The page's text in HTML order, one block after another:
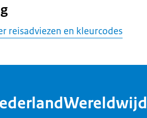
reisadviezen en kleurcodes